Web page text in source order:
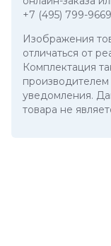
+7 (495) 799-9669
Изображения
отличаться от
Комплектация
уведомления.
товара не